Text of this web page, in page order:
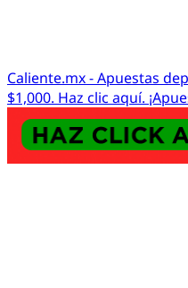
Caliente.mx - Apuestas
$1,000. Haz clic aquí.